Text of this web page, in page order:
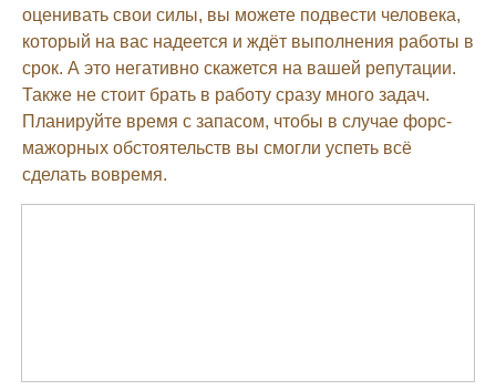
оценивать свои силы, вы можете подвести человека,
который на вас надеется и ждёт выполнения работы в
срок. А это негативно скажется на вашей репутации.
Также не стоит брать в работу сразу много задач.
Планируйте время с запасом, чтобы в случае форс-
мажорных обстоятельств вы смогли успеть всё
сделать вовремя.